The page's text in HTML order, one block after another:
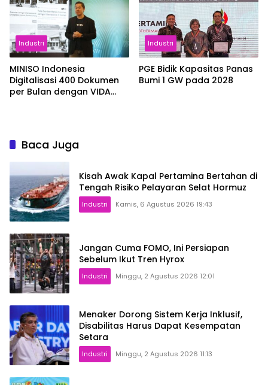
Industri
MINISO Indonesia
Digitalisasi 400 Dokumen
per Bulan dengan VIDA
Industri
PGE Bidik Kapasitas Panas
Bumi 1 GW pada 2028
Baca Juga
Kisah Awak Kapal Pertamina Bertahan di
Tengah Risiko Pelayaran Selat Hormuz
Industri Kamis, 6 Agustus 2026 19:43
Jangan Cuma FOMO, Ini Persiapan
Sebelum Ikut Tren Hyrox
Industri Minggu, 2 Agustus 2026 12:01
Menaker Dorong Sistem Kerja Inklusif,
Disabilitas Harus Dapat Kesempatan
Setara
Industri Minggu, 2 Agustus 2026 11:13